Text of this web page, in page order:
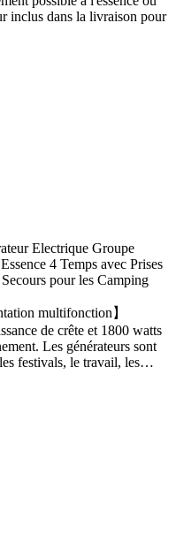
inclus dans la livraison pour
Electrique Groupe
4 Temps avec Prises
pour les Camping
multifonction】
de crête et 1800 watts
Les générateurs sont
festivals, le travail, les